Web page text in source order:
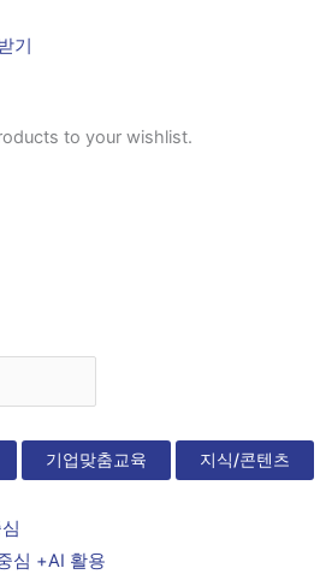
기
to your wishlist.
기업맞춤교육 지식/콘텐츠
심 +AI 활용